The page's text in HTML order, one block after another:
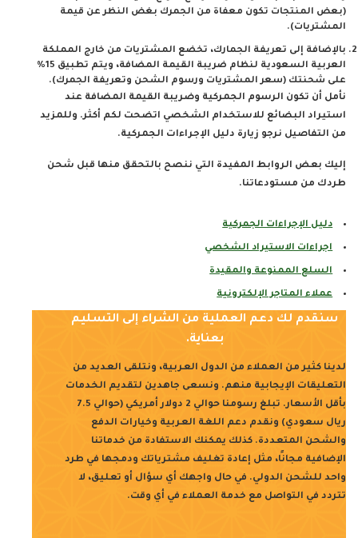
(بعض المنتجات تكون معفاة من الجمرك بغض النظر عن قيمة
المشتريات).
بالإضافة إلى تعريفة الجمارك، تخضع المشتريات من خارج المملكة
العربية السعودية لنظام ضريبة القيمة المضافة، ويتم تطبيق 15%
على شحنتك (سعر المشتريات ورسوم الشحن وتعريفة الجمرك).
نأمل أن تكون الرسوم الجمركية وضريبة القيمة المضافة عند
استيراد البضائع للاستخدام الشخصي اتضحت لكم أكثر. وللمزيد
من التفاصيل نرجو زيارة دليل الإجراءات الجمركية.
إليك بعض الروابط المفيدة التي ننصح بالتحقق منها قبل شحن
طردك من مستودعاتنا.
دليل الإجراءات الجمركية
اجراءات الاستيراد الشخصي
السلع الممنوعة والمقيدة
عملاء المتاجر الإلكترونية
سنقدم لك دعم العملية من الشراء إلى التسليم
بعناية.
لدينا كثير من العملاء من الدول العربية، ونتلقى العديد من
التعليقات الإيجابية منهم. ونسعى جاهدين لتقديم الخدمات
بأقل الأسعار. تبلغ رسومنا حوالي 2 دولار أمريكي (حوالي 7.5
ريال سعودي) ونقدم دعم اللغة العربية وخيارات الدفع
والشحن المتعددة. كذلك يمكنك الاستفادة من خدماتنا
الإضافية مجانًا، مثل إعادة تغليف مشترياتك ودمجها في طرد
واحد للشحن الدولي. في حال واجهك أي سؤال أو تعليق، لا
تتردد في التواصل مع خدمة العملاء في أي وقت.